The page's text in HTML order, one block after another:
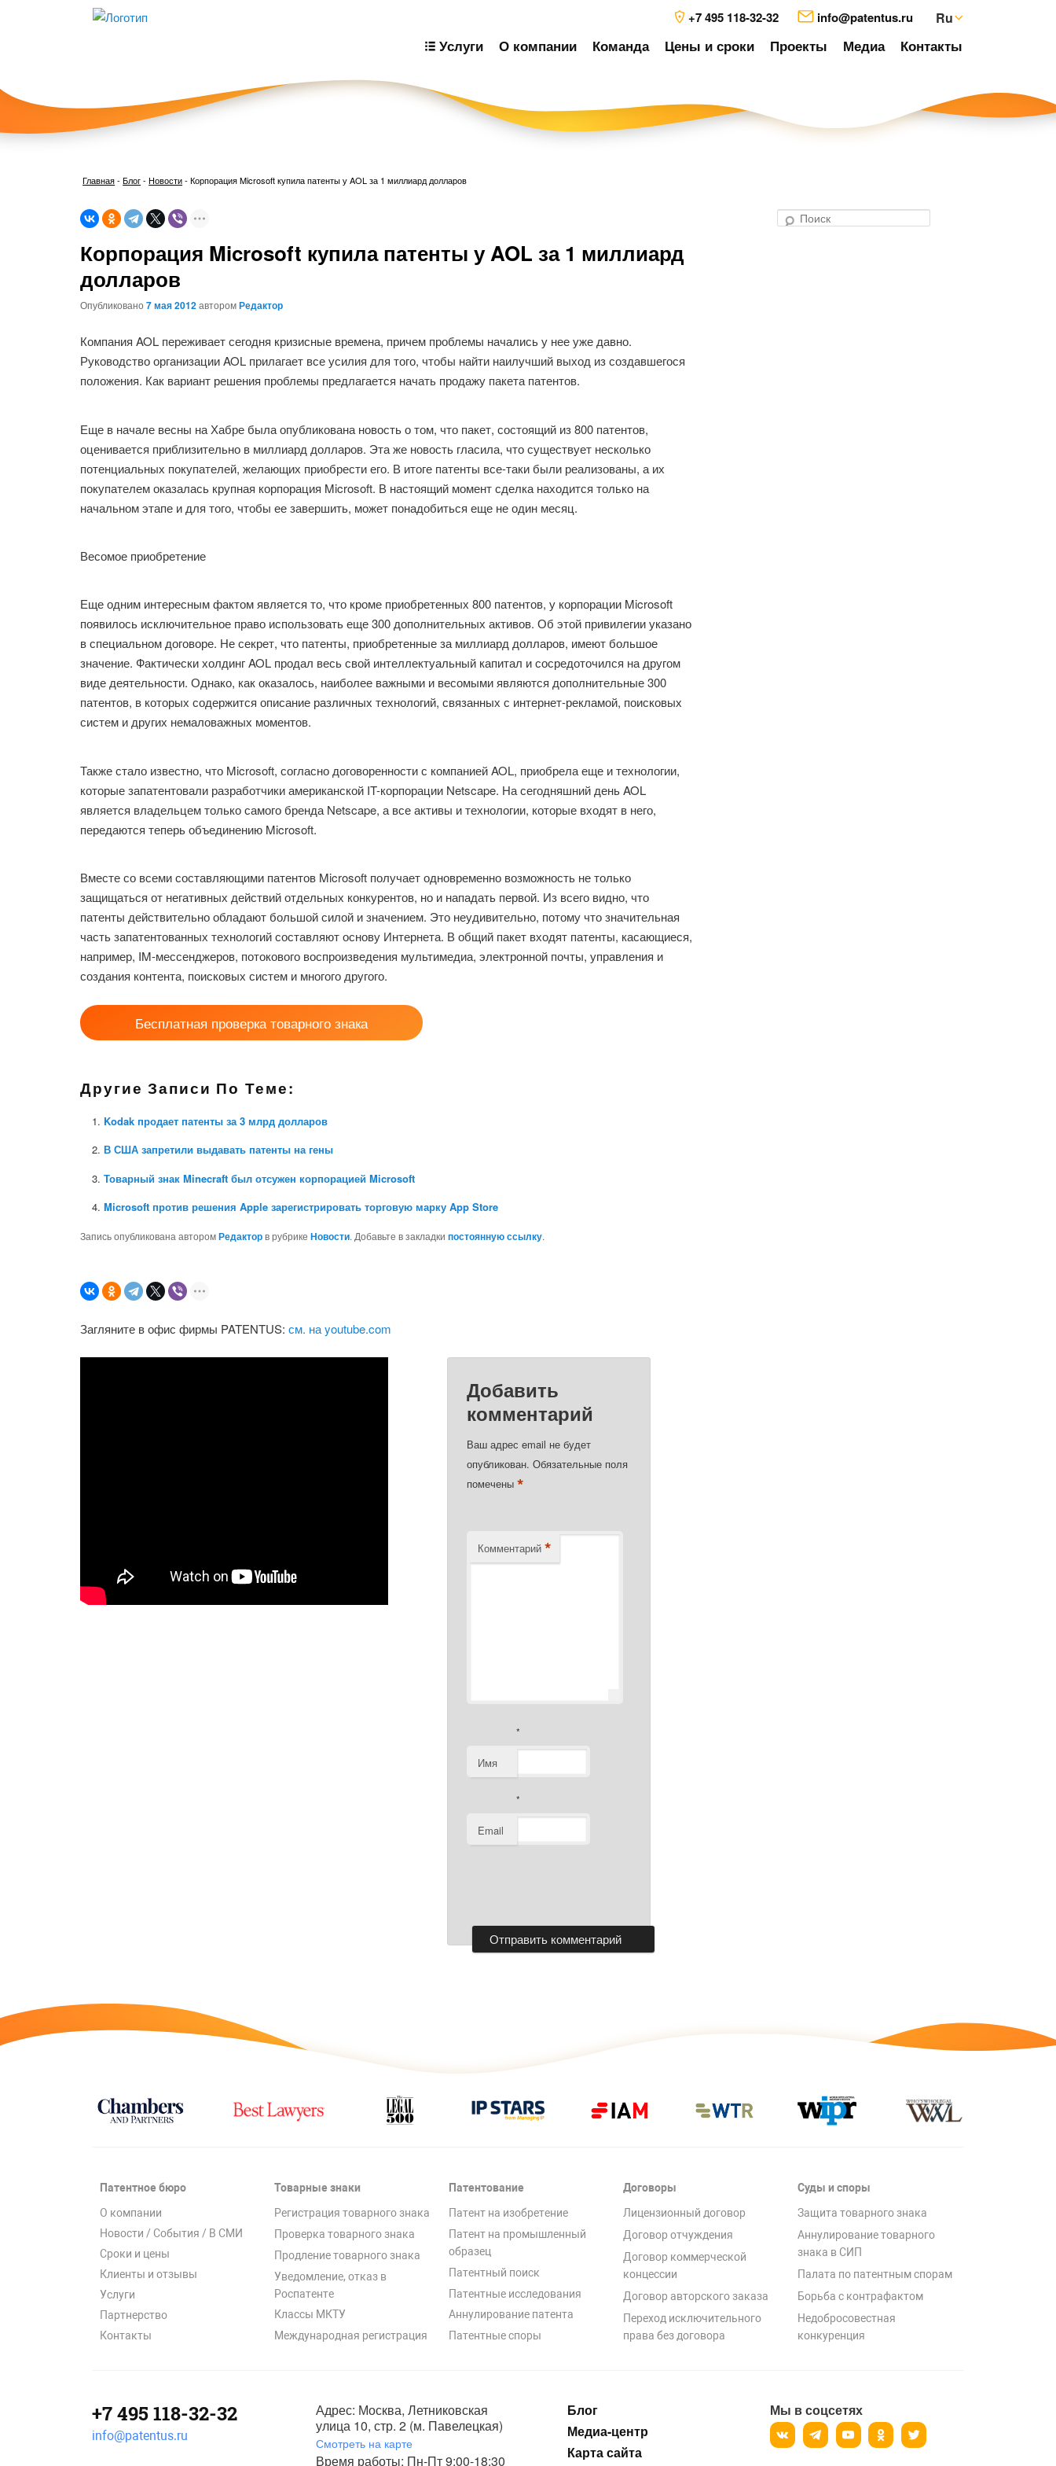
+7 495 118-32-32 info@patentus.ru Ru
Услуги О компании Команда Цены и сроки Проекты Медиа Контакты
Главная-Блог- Новости- Корпорация Microsoft купила патенты у AOL за 1 миллиард долларов
Корпорация Microsoft купила патенты у AOL за 1 миллиард
долларов
Опубликовано7 мая 2012авторомРедактор
Компания AOL переживает сегодня кризисные времена, причем проблемы начались у нее уже давно.
Руководство организации AOL прилагает все усилия для того, чтобы найти наилучший выход из создавшегося
положения. Как вариант решения проблемы предлагается начать продажу пакета патентов.
Еще в начале весны на Хабре была опубликована новость о том, что пакет, состоящий из 800 патентов,
оценивается приблизительно в миллиард долларов. Эта же новость гласила, что существует несколько
потенциальных покупателей, желающих приобрести его. В итоге патенты все-таки были реализованы, а их
покупателем оказалась крупная корпорация Microsoft. В настоящий момент сделка находится только на
начальном этапе и для того, чтобы ее завершить, может понадобиться еще не один месяц.
Весомое приобретение
Еще одним интересным фактом является то, что кроме приобретенных 800 патентов, у корпорации Microsoft
появилось исключительное право использовать еще 300 дополнительных активов. Об этой привилегии указано
в специальном договоре. Не секрет, что патенты, приобретенные за миллиард долларов, имеют большое
значение. Фактически холдинг AOL продал весь свой интеллектуальный капитал и сосредоточился на другом
виде деятельности. Однако, как оказалось, наиболее важными и весомыми являются дополнительные 300
патентов, в которых содержится описание различных технологий, связанных с интернет-рекламой, поисковых
систем и других немаловажных моментов.
Также стало известно, что Microsoft, согласно договоренности с компанией AOL, приобрела еще и технологии,
которые запатентовали разработчики американской IT-корпорации Netscape. На сегодняшний день AOL
является владельцем только самого бренда Netscape, а все активы и технологии, которые входят в него,
передаются теперь объединению Microsoft.
Вместе со всеми составляющими патентов Microsoft получает одновременно возможность не только
защищаться от негативных действий отдельных конкурентов, но и нападать первой. Из всего видно, что
патенты действительно обладают большой силой и значением. Это неудивительно, потому что значительная
часть запатентованных технологий составляют основу Интернета. В общий пакет входят патенты, касающиеся,
например, IM-мессенджеров, потокового воспроизведения мультимедиа, электронной почты, управления и
создания контента, поисковых систем и многого другого.
Бесплатная проверка товарного знака
Другие Записи По Теме:
Kodak продает патенты за 3 млрд долларов
В США запретили выдавать патенты на гены
Товарный знак Minecraft был отсужен корпорацией Microsoft
Microsoft против решения Apple зарегистрировать торговую марку App Store
Запись опубликована авторомРедакторв рубрикеНовости. Добавьте в закладкипостоянную ссылку.
Загляните в офис фирмы PATENTUS:см. на youtube.com
Добавить
комментарий
Ваш адрес email не будет
опубликован. Обязательные поля
помечены*
Комментарий *
Имя
*
Email
*
Патентное бюро
О компании
Новости / События / В СМИ
Сроки и цены
Клиенты и отзывы
Услуги
Партнерство
Контакты
Товарные знаки
Регистрация товарного знака
Проверка товарного знака
Продление товарного знака
Уведомление, отказ в
Роспатенте
Классы МКТУ
Международная регистрация
Патентование
Патент на изобретение
Патент на промышленный
образец
Патентный поиск
Патентные исследования
Аннулирование патента
Патентные споры
Договоры
Лицензионный договор
Договор отчуждения
Договор коммерческой
концессии
Договор авторского заказа
Переход исключительного
права без договора
Суды и споры
Защита товарного знака
Аннулирование товарного
знака в СИП
Палата по патентным спорам
Борьба с контрафактом
Недобросовестная
конкуренция
+7 495 118-32-32
info@patentus.ru
Адрес: Москва, Летниковская
улица 10, стр. 2 (м. Павелецкая)
Смотреть на карте
Время работы: Пн-Пт 9:00-18:30
Блог
Медиа-центр
Карта сайта
Мы в соцсетях